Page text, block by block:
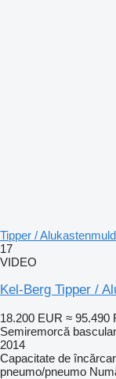
Tipper /
17
VIDEO
Kel-Berg Tipper /
18.200 EUR ≈ 95.490
Semiremorcă
2014
Capacitate de
pneumo/pneumo